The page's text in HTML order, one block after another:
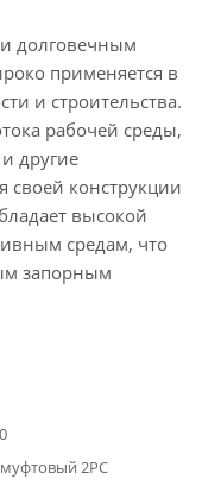
долговечным
применяется в
и строительства.
рабочей среды,
другие
своей конструкции
высокой
средам, что
запорным
2PC